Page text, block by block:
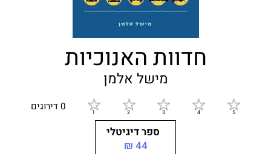
חדוות האנוכיות
מישל אלמן
0 דירוגים
ספר דיגיטלי
44 ₪